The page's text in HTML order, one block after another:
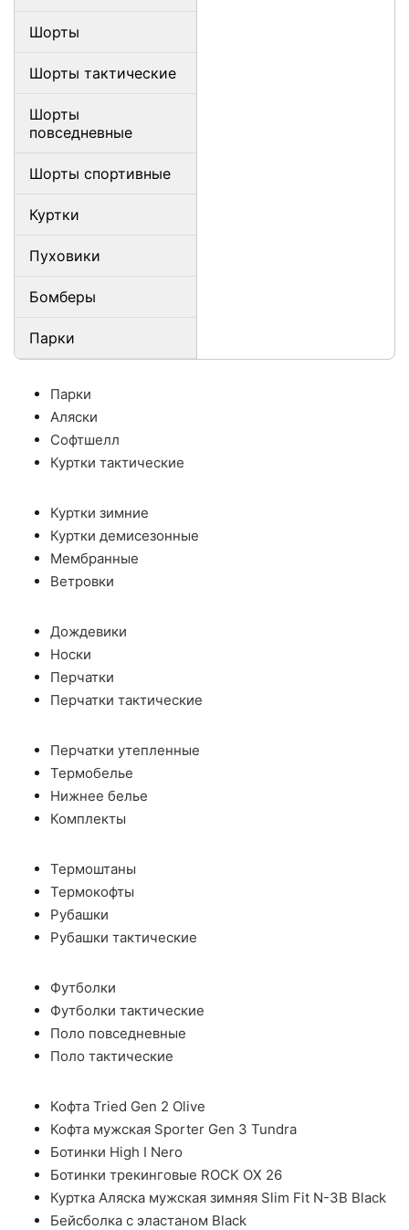
Шорты
Шорты тактические
Шорты
повседневные
Шорты спортивные
Куртки
Пуховики
Бомберы
Парки
Парки
Аляски
Софтшелл
Куртки тактические
Куртки зимние
Куртки демисезонные
Мембранные
Ветровки
Дождевики
Носки
Перчатки
Перчатки тактические
Перчатки утепленные
Термобелье
Нижнее белье
Комплекты
Термоштаны
Термокофты
Рубашки
Рубашки тактические
Футболки
Футболки тактические
Поло повседневные
Поло тактические
Кофта Tried Gen 2 Olive
Кофта мужская Sporter Gen 3 Tundra
Ботинки High I Nero
Ботинки трекинговые ROCK OX 26
Куртка Аляска мужская зимняя Slim Fit N-3B Black
Бейсболка с эластаном Black